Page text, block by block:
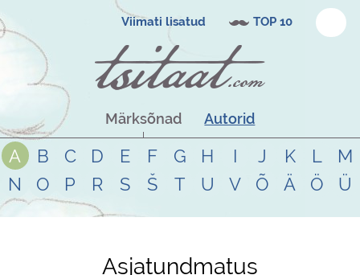
Viimati lisatud TOP 10
Märksõnad Autorid
A B C D E F G H I J K L
M
N
O P R S Š T U V Õ Ä Ö Ü
Asjatundmatus